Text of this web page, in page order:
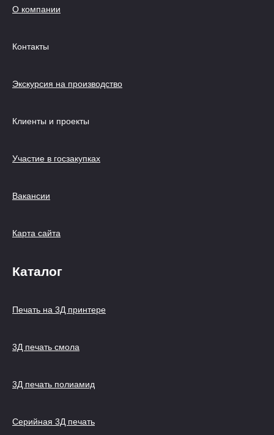
О компании
Контакты
Экскурсия на производство
Клиенты и проекты
Участие в госзакупках
Вакансии
Карта сайта
Каталог
Печать на 3Д принтере
3Д печать смола
3Д печать полиамид
Серийная 3Д печать